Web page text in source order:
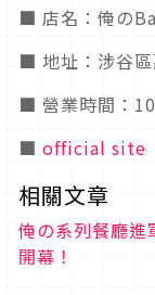
■ 店名：俺の
■ 地址：涉谷
■ 營業時間：
■ official site
相關文章
俺の系列餐廳
開幕！